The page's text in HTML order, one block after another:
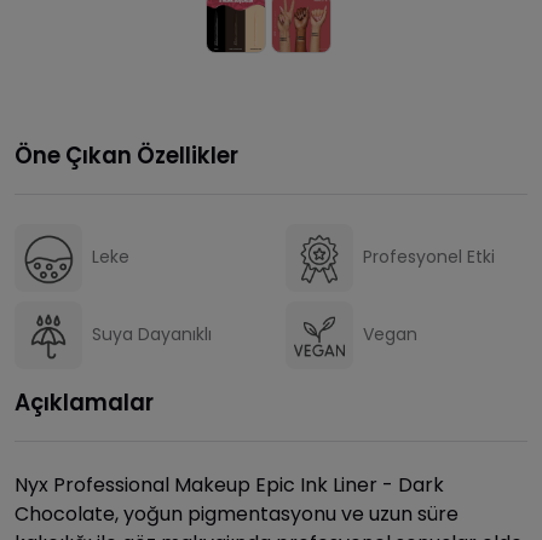
Öne Çıkan Özellikler
Leke Profesyonel Etki
Suya Dayanıklı Vegan
Açıklamalar
Nyx Professional Makeup Epic Ink Liner - Dark
Chocolate, yoğun pigmentasyonu ve uzun süre